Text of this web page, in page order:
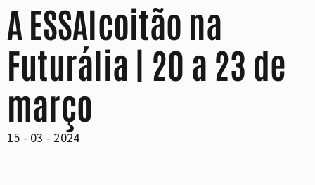
A ESSAlcoitão na
Futurália | 20 a 23 de
março
15 - 03 - 2024